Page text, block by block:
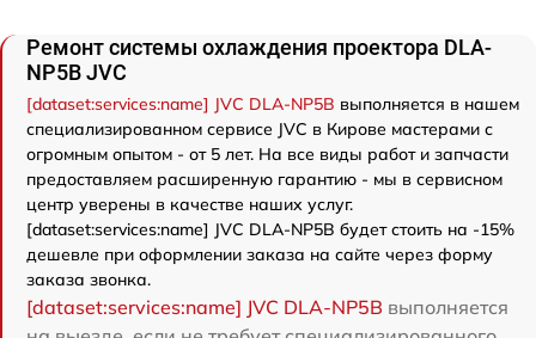
Ремонт системы охлаждения проектора DLA-
NP5B JVC
[dataset:services:name] JVC DLA-NP5B выполняется в нашем
специализированном сервисе JVC в Кирове мастерами с
огромным опытом - от 5 лет. На все виды работ и запчасти
предоставляем расширенную гарантию - мы в сервисном
центр уверены в качестве наших услуг.
[dataset:services:name] JVC DLA-NP5B будет стоить на -15%
дешевле при оформлении заказа на сайте через форму
заказа звонка.
[dataset:services:name] JVC DLA-NP5B выполняется